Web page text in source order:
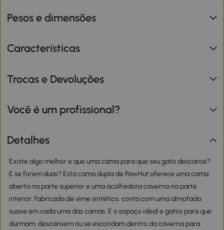
Pesos e dimensões
Características
Trocas e Devoluções
Você é um profissional?
Detalhes
Existe algo melhor e que uma cama para que seu gato descanse?
E se forem duas? Esta cama dupla de PawHut oferece uma cama
aberta na parte superior e uma acolhedora caverna na parte
interior. Fabricada de vime sintético, conta com uma almofada
suave em cada uma das camas. É o espaço ideal e gatos para que
durmam, descansem ou se escondam dentro da caverna para